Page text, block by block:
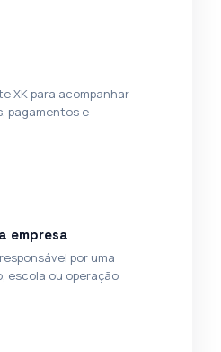
XK para acompanhar
pagamentos e
empresa
por uma
escola ou operação